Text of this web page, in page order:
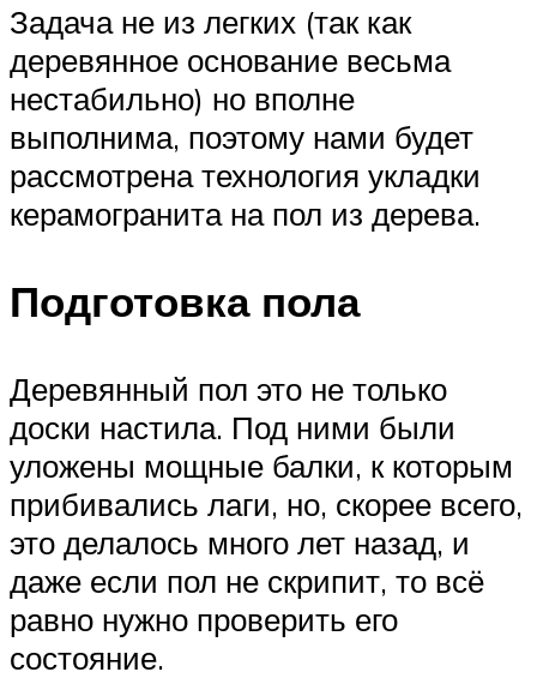
Задача не из легких (так как
деревянное основание весьма
нестабильно) но вполне
выполнима, поэтому нами будет
рассмотрена технология укладки
керамогранита на пол из дерева.
Подготовка пола
Деревянный пол это не только
доски настила. Под ними были
уложены мощные балки, к которым
прибивались лаги, но, скорее всего,
это делалось много лет назад, и
даже если пол не скрипит, то всё
равно нужно проверить его
состояние.